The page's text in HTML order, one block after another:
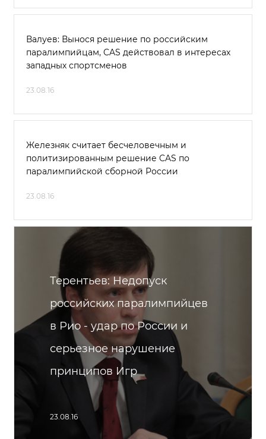
Валуев: Вынося решение по российским
паралимпийцам, CAS действовал в интересах
западных спортсменов
23.08.16
Железняк считает бесчеловечным и
политизированным решение CAS по
паралимпийской сборной России
23.08.16
Терентьев: Недопуск
российских паралимпийцев
в Рио - удар по России и
серьезное нарушение
принципов Игр
23.08.16